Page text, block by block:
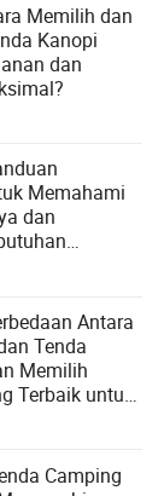
Memilih dan
Kanopi
dan
Memahami
dan
Antara
Tenda
Memilih
Terbaik untuk
Camping